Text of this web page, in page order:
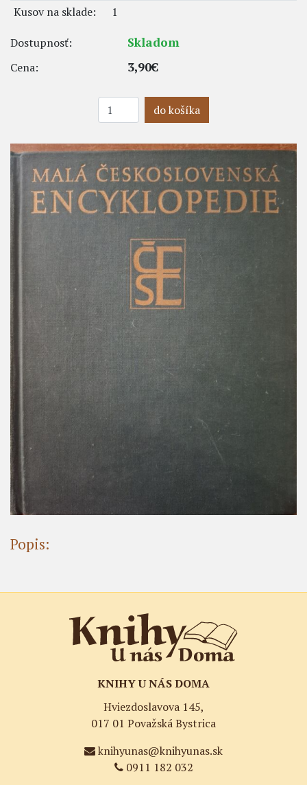
Kusov na sklade:
1
Dostupnosť: Skladom
Cena: 3,90€
do košíka
Popis:
KNIHY U NÁS DOMA
Hviezdoslavova 145,
017 01 Považská Bystrica
knihyunas@knihyunas.sk
0911 182 032